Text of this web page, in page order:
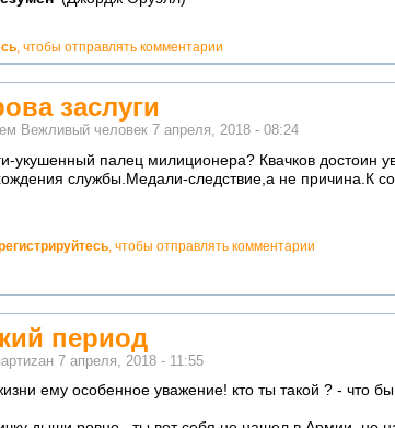
, чтобы отправлять комментарии
заслуги
Вежливый человек 7 апреля, 2018 - 08:24
укушенный палец милиционера? Квачков достоин
службы.Медали-следствие,а не причина.К
, чтобы отправлять комментарии
период
7 апреля, 2018 - 11:55
ему особенное уважение! кто ты такой ? - что